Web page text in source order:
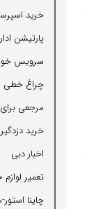
خرید
پارتیشن
سرویس
چراغ خطی
مرجعی برای
خرید
اخبار دبی
تعمیر
چاینا